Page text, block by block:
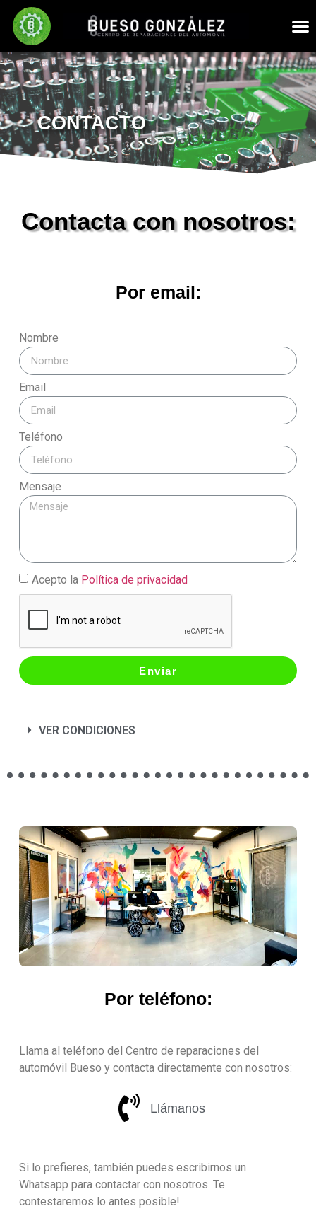
CONTACTO
Contacta con nosotros:
Por email:
Nombre
Email
Teléfono
Mensaje
Acepto la Política de privacidad
Enviar
VER CONDICIONES
Por teléfono:
Llama al teléfono del Centro de reparaciones del
automóvil Bueso y contacta directamente con nosotros:
Llámanos
Si lo prefieres, también puedes escribirnos un
Whatsapp para contactar con nosotros. Te
contestaremos lo antes posible!